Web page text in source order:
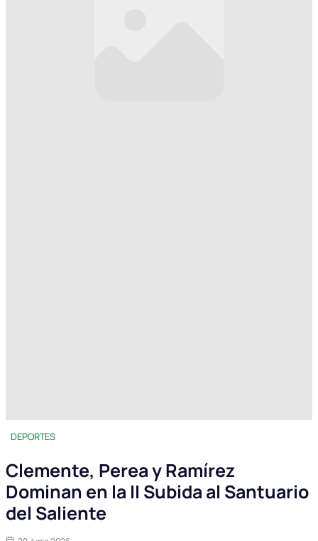
DEPORTES
Clemente, Perea y Ramírez
Dominan en la II Subida al Santuario
del Saliente